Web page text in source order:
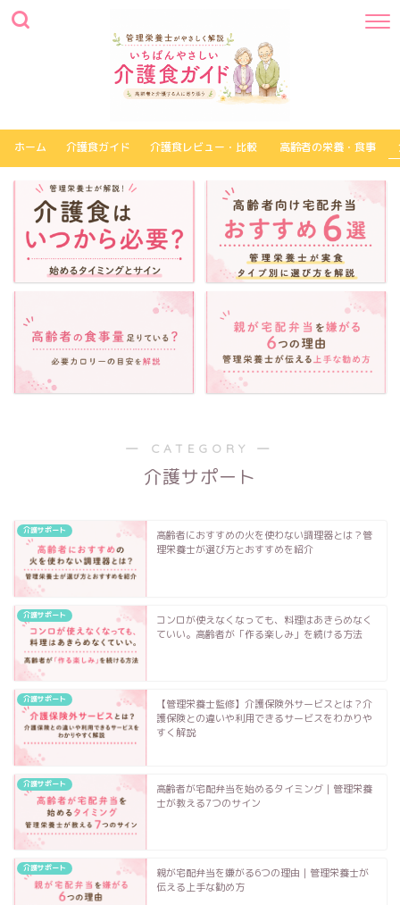
ホーム 介護食ガイド 介護食レビュー・比較 高齢者の栄養・食事
― CATEGORY ―
介護サポート
介護サポート
高齢者におすすめの火を使わない調理器とは？管
理栄養士が選び方とおすすめを紹介
介護サポート
コンロが使えなくなっても、料理はあきらめなく
ていい。高齢者が「作る楽しみ」を続ける方法
介護サポート
【管理栄養士監修】介護保険外サービスとは？介
護保険との違いや利用できるサービスをわかりや
すく解説
介護サポート
高齢者が宅配弁当を始めるタイミング｜管理栄養
士が教える7つのサイン
介護サポート
親が宅配弁当を嫌がる6つの理由｜管理栄養士が
伝える上手な勧め方